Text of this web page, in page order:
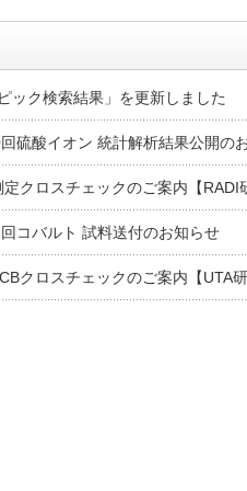
ック検索結果」を更新しました
回硫酸イオン 統計解析結果公開の
クロスチェックのご案内【RADI
回コバルト 試料送付のお知らせ
クロスチェックのご案内【UTA研